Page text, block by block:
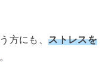
方にも、ストレスを
。